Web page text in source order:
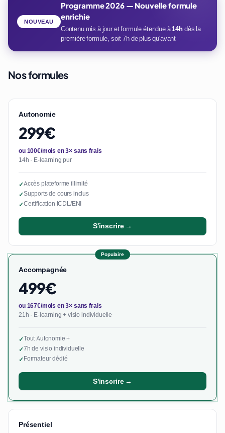
Programme 2026 — Nouvelle formule
enrichie
Contenu mis à jour et formule étendue à14hdès la
première formule, soit 7h de plus qu'avant
NOUVEAU
Nos formules
Autonomie
299€
ou 100€/mois en 3× sans frais
14h · E-learning pur
✓Accès plateforme illimité
✓Supports de cours inclus
✓Certification ICDL/ENI
S'inscrire →
Populaire
Accompagnée
499€
ou 167€/mois en 3× sans frais
21h · E-learning + visio individuelle
✓Tout Autonomie +
✓7h de visio individuelle
✓Formateur dédié
S'inscrire →
Présentiel